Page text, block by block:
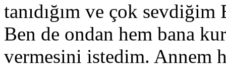
tanıdığım ve çok
Ben de ondan hem bana
vermesini istedim. Annem